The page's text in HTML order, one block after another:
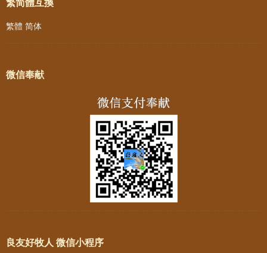
繁简體互換
繁體 简体
微信奉献
良友好牧人 微信小程序